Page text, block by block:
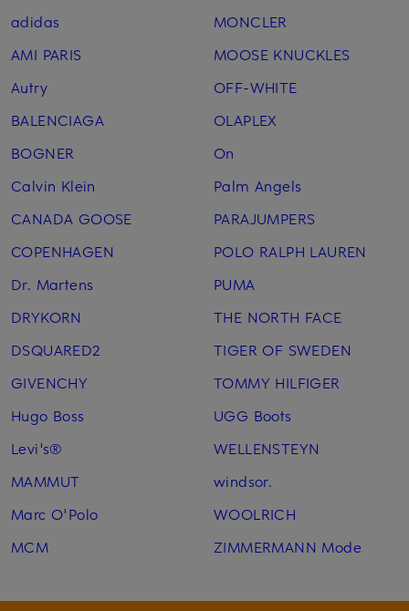
adidas
AMI PARIS
Autry
BALENCIAGA
BOGNER
Calvin Klein
CANADA GOOSE
COPENHAGEN
Dr. Martens
DRYKORN
DSQUARED2
GIVENCHY
Hugo Boss
Levi's®
MAMMUT
Marc O'Polo
MCM
MONCLER
MOOSE KNUCKLES
OFF-WHITE
OLAPLEX
On
Palm Angels
PARAJUMPERS
POLO RALPH LAUREN
PUMA
THE NORTH FACE
TIGER OF SWEDEN
TOMMY HILFIGER
UGG Boots
WELLENSTEYN
windsor.
WOOLRICH
ZIMMERMANN Mode